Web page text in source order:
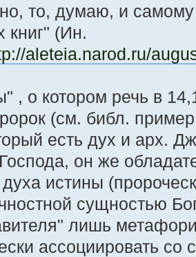
то, думаю, и
книг" (Ин.
aleteia.narod.ru/
, о котором речь в
(см. библ.
есть дух и арх.
он же
духа истины
сущностью
лишь
ассоциировать